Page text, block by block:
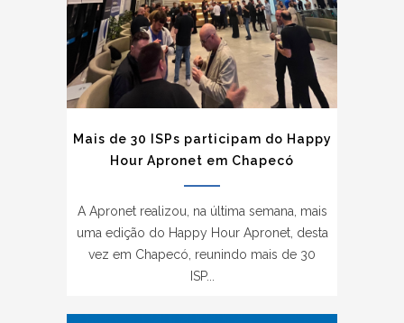
Mais de 30 ISPs participam do Happy
Hour Apronet em Chapecó
A Apronet realizou, na última semana, mais
uma edição do Happy Hour Apronet, desta
vez em Chapecó, reunindo mais de 30
ISP...